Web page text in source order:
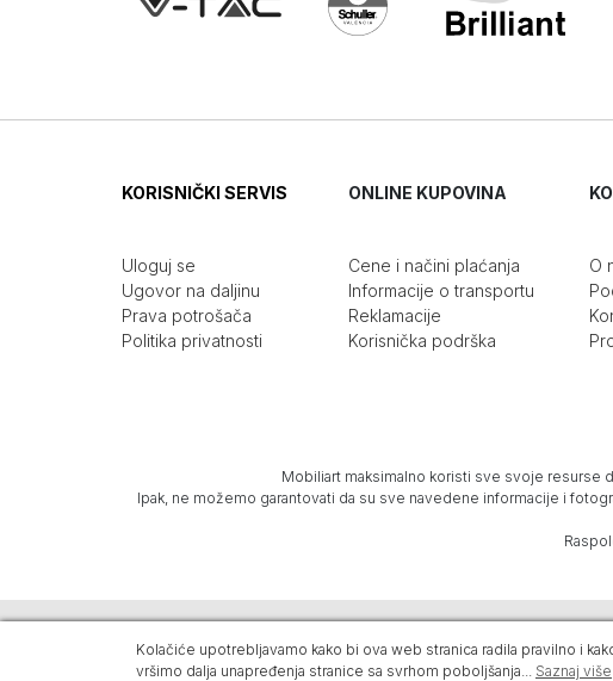
KORISNIČKI SERVIS
Uloguj se
Ugovor na daljinu
Prava potrošača
Politika privatnosti
ONLINE KUPOVINA
Cene i načini plaćanja
Informacije o transportu
Reklamacije
Korisnička podrška
O
Mobiliart maksimalno koristi sve svoje resurse
Ipak, ne možemo garantovati da su sve navedene informacije i
Mobiliart © 2026. Sva prava zadržana -Powered by Dajbog.Design
Kolačiće upotrebljavamo kako bi ova web stranica radila pravilno i
vršimo dalja unapređenja stranice sa svrhom poboljšanja... Saznaj više